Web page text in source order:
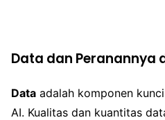
Data dan Peranannya
Data adalah komponen
AI. Kualitas dan kuantitas